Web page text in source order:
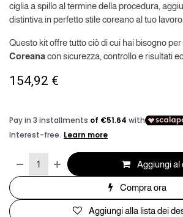
ciglia a spillo al termine della procedura,
distintiva in perfetto stile coreano al tuo lavoro.
Questo kit offre tutto ciò di cui hai bisogno
Coreanacon sicurezza, controllo e risultati
154,92 €
Aggiungi al
Compra ora
Aggiungi alla lista dei